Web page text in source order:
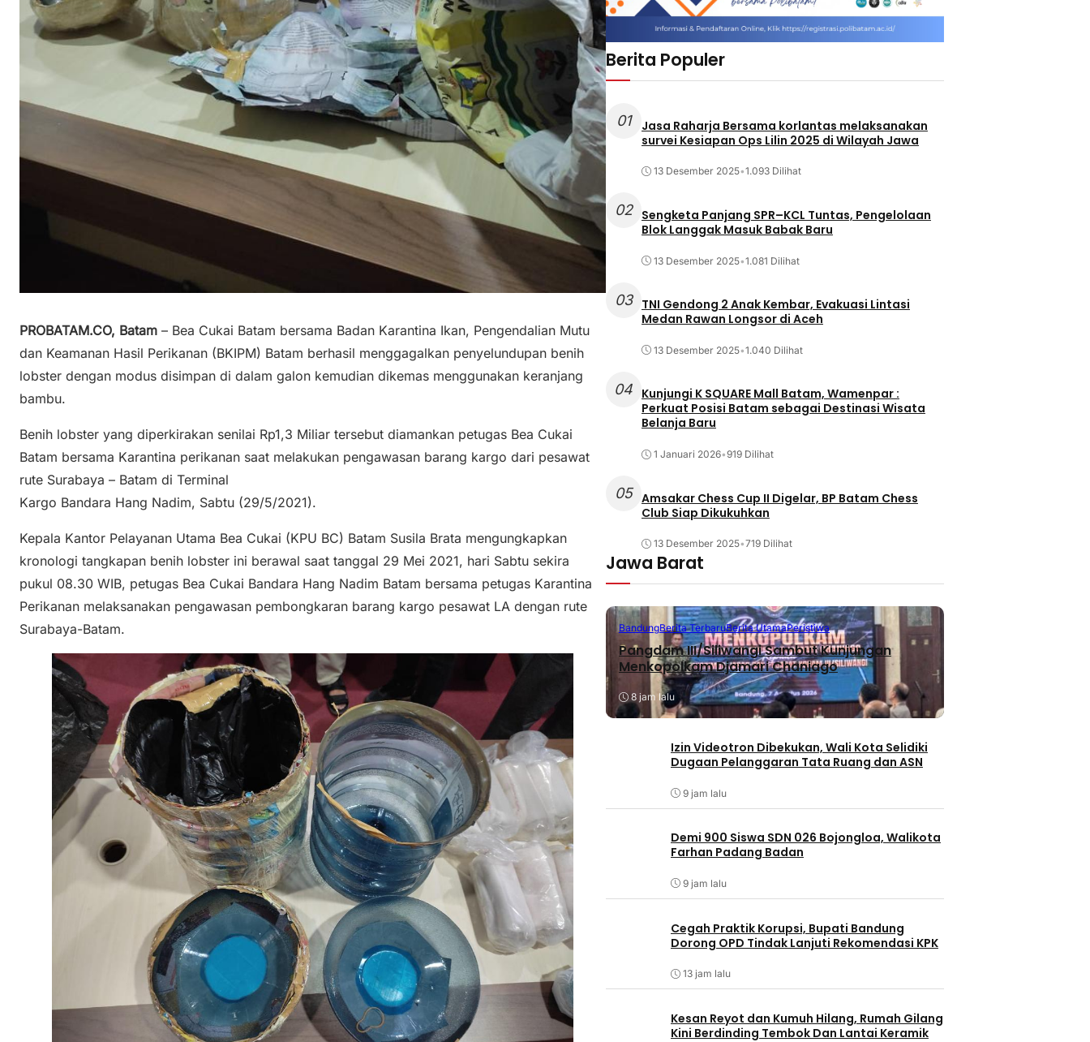
PROBATAM.CO, Batam – Bea Cukai Batam bersama Badan Karantina Ikan, Pengendalian Mutu
dan Keamanan Hasil Perikanan (BKIPM) Batam berhasil menggagalkan penyelundupan benih
lobster dengan modus disimpan di dalam galon kemudian dikemas menggunakan keranjang
bambu.
Benih lobster yang diperkirakan senilai Rp1,3 Miliar tersebut diamankan petugas Bea Cukai
Batam bersama Karantina perikanan saat melakukan pengawasan barang kargo dari pesawat
rute Surabaya – Batam di Terminal
Kargo Bandara Hang Nadim, Sabtu (29/5/2021).
Kepala Kantor Pelayanan Utama Bea Cukai (KPU BC) Batam Susila Brata mengungkapkan
kronologi tangkapan benih lobster ini berawal saat tanggal 29 Mei 2021, hari Sabtu sekira
pukul 08.30 WIB, petugas Bea Cukai Bandara Hang Nadim Batam bersama petugas Karantina
Perikanan melaksanakan pengawasan pembongkaran barang kargo pesawat LA dengan rute
Surabaya-Batam.
Berita Populer
01
Jasa Raharja Bersama korlantas melaksanakan
survei Kesiapan Ops Lilin 2025 di Wilayah Jawa
13 Desember 2025•1.093 Dilihat
02
Sengketa Panjang SPR–KCL Tuntas, Pengelolaan
Blok Langgak Masuk Babak Baru
13 Desember 2025•1.081 Dilihat
03
TNI Gendong 2 Anak Kembar, Evakuasi Lintasi
Medan Rawan Longsor di Aceh
13 Desember 2025•1.040 Dilihat
04 Kunjungi K SQUARE Mall Batam, Wamenpar :
Perkuat Posisi Batam sebagai Destinasi Wisata
Belanja Baru
1 Januari 2026•919 Dilihat
05 Amsakar Chess Cup II Digelar, BP Batam Chess
Club Siap Dikukuhkan
13 Desember 2025•719 Dilihat
Jawa Barat
BandungBerita TerbaruBerita UtamaPeristiwa
Pangdam III/Siliwangi Sambut Kunjungan
Menkopolkam Djamari Chaniago
8 jam lalu
Izin Videotron Dibekukan, Wali Kota Selidiki
Dugaan Pelanggaran Tata Ruang dan ASN
9 jam lalu
Demi 900 Siswa SDN 026 Bojongloa, Walikota
Farhan Padang Badan
9 jam lalu
Cegah Praktik Korupsi, Bupati Bandung
Dorong OPD Tindak Lanjuti Rekomendasi KPK
13 jam lalu
Kesan Reyot dan Kumuh Hilang, Rumah Gilang
Kini Berdinding Tembok Dan Lantai Keramik